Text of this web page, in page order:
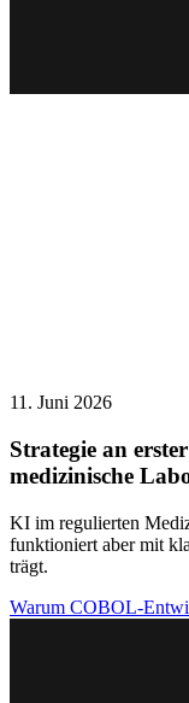
11. Juni 2026
Strategie an
medizinische
KI im regulierten
funktioniert aber mit
trägt.
Warum COBOL-